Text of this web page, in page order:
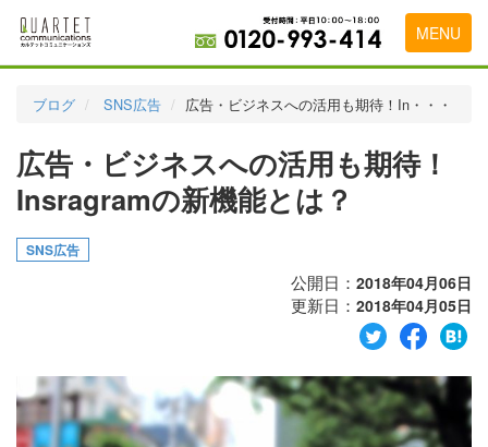
MENU
実績・お客様の声
初めて導入をお考えの方
代理店の乗り換えをお考えの方
会社概要
ブログ SNS広告 広告・ビジネスへの活用も期待！In・・・
広告・ビジネスへの活用も期待！
Insragramの新機能とは？
SNS広告
公開日： 2018年04月06日
更新日： 2018年04月05日